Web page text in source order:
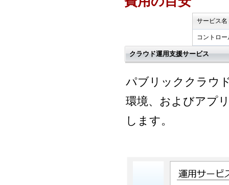
サービス名
コントロ
クラウド運用支援サービス
パブリッククラウ
環境、およびアプ
します。